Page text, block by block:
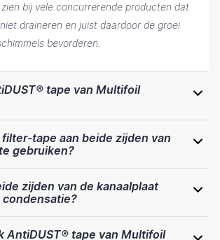
bij vele concurrerende producten dat
draineren en juist daardoor de groei
bevorderen.
tape van Multifoil
tape aan beide zijden van
gebruiken?
zijden van de kanaalplaat
AntiDUST® tape van Multifoil